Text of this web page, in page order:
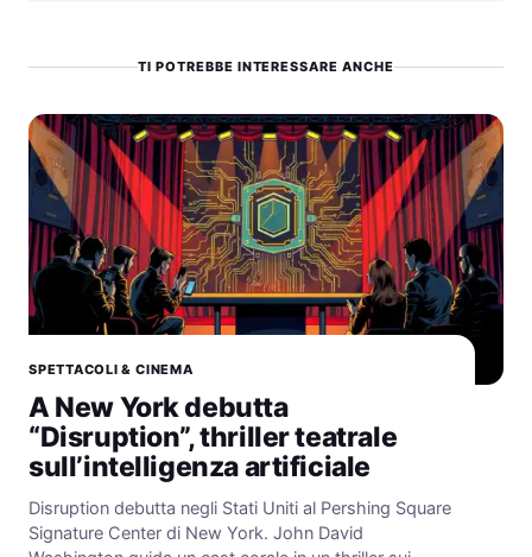
TI POTREBBE INTERESSARE ANCHE
SPETTACOLI & CINEMA
A New York debutta
“Disruption”, thriller teatrale
sull’intelligenza artificiale
Disruption debutta negli Stati Uniti al Pershing Square
Signature Center di New York. John David